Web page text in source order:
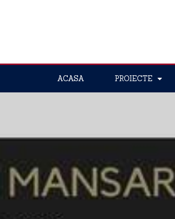
ACASA PROIECTE